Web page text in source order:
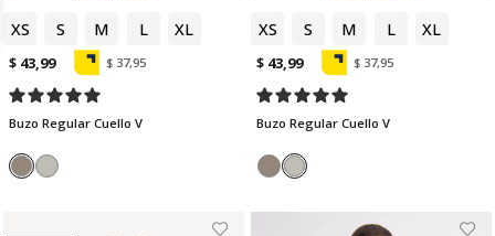
XS S M L XL
$ 43,99 $ 37,95
Buzo Regular Cuello V
XS S M L XL
$ 43,99 $ 37,95
Buzo Regular Cuello V